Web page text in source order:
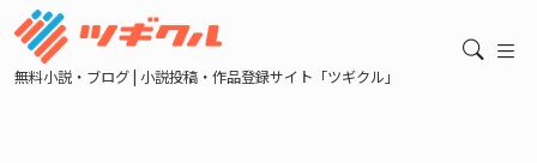
無料小説・ブログ | 小説投稿・作品登録サイト「ツギクル」